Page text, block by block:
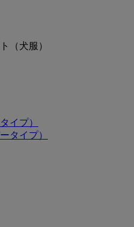
（犬服）
イプ）
タイプ）